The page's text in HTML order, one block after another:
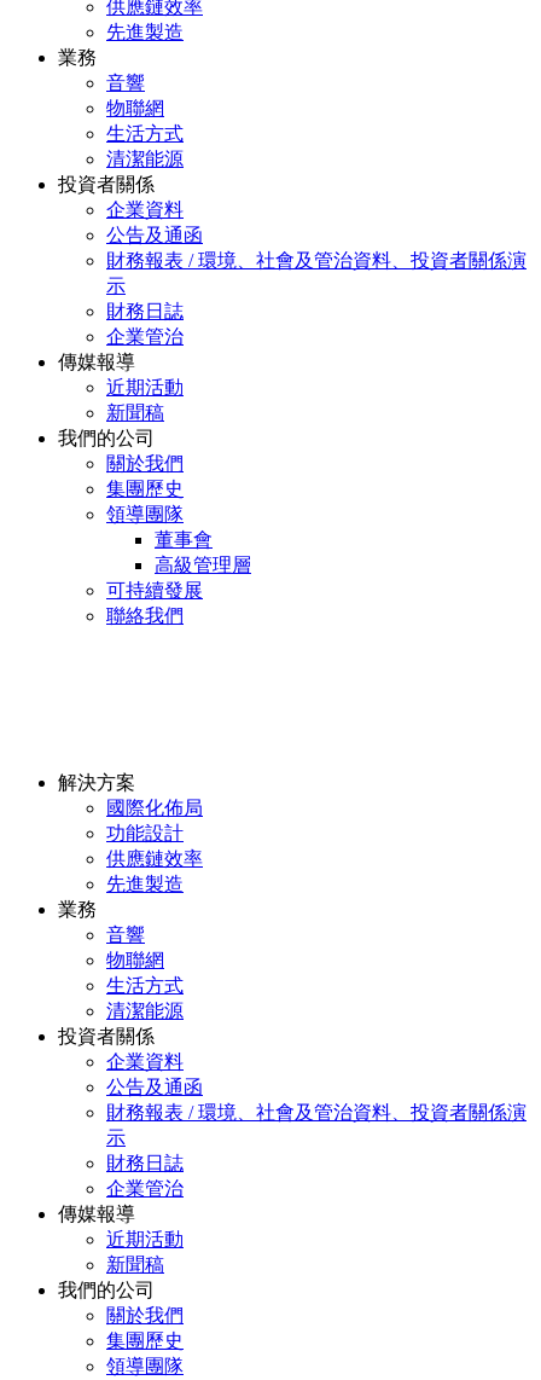
供應鏈效率
先進製造
業務
音響
物聯網
生活方式
清潔能源
投資者關係
企業資料
公告及通函
財務報表 / 環境、社會及管治資料、投資者關係演
示
財務日誌
企業管治
傳媒報導
近期活動
新聞稿
我們的公司
關於我們
集團歷史
領導團隊
董事會
高級管理層
可持續發展
聯絡我們
解決方案
國際化佈局
功能設計
供應鏈效率
先進製造
業務
音響
物聯網
生活方式
清潔能源
投資者關係
企業資料
公告及通函
財務報表 / 環境、社會及管治資料、投資者關係演
示
財務日誌
企業管治
傳媒報導
近期活動
新聞稿
我們的公司
關於我們
集團歷史
領導團隊